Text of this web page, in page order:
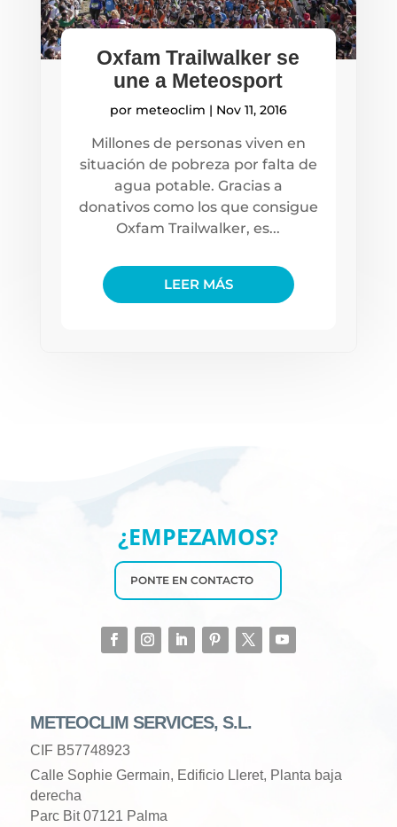
Oxfam Trailwalker se
une a Meteosport
por meteoclim | Nov 11, 2016
Millones de personas viven en
situación de pobreza por falta de
agua potable. Gracias a
donativos como los que consigue
Oxfam Trailwalker, es...
LEER MÁS
¿EMPEZAMOS?
PONTE EN CONTACTO
METEOCLIM SERVICES, S.L.
CIF B57748923
Calle Sophie Germain, Edificio Lleret, Planta baja
derecha
Parc Bit 07121 Palma